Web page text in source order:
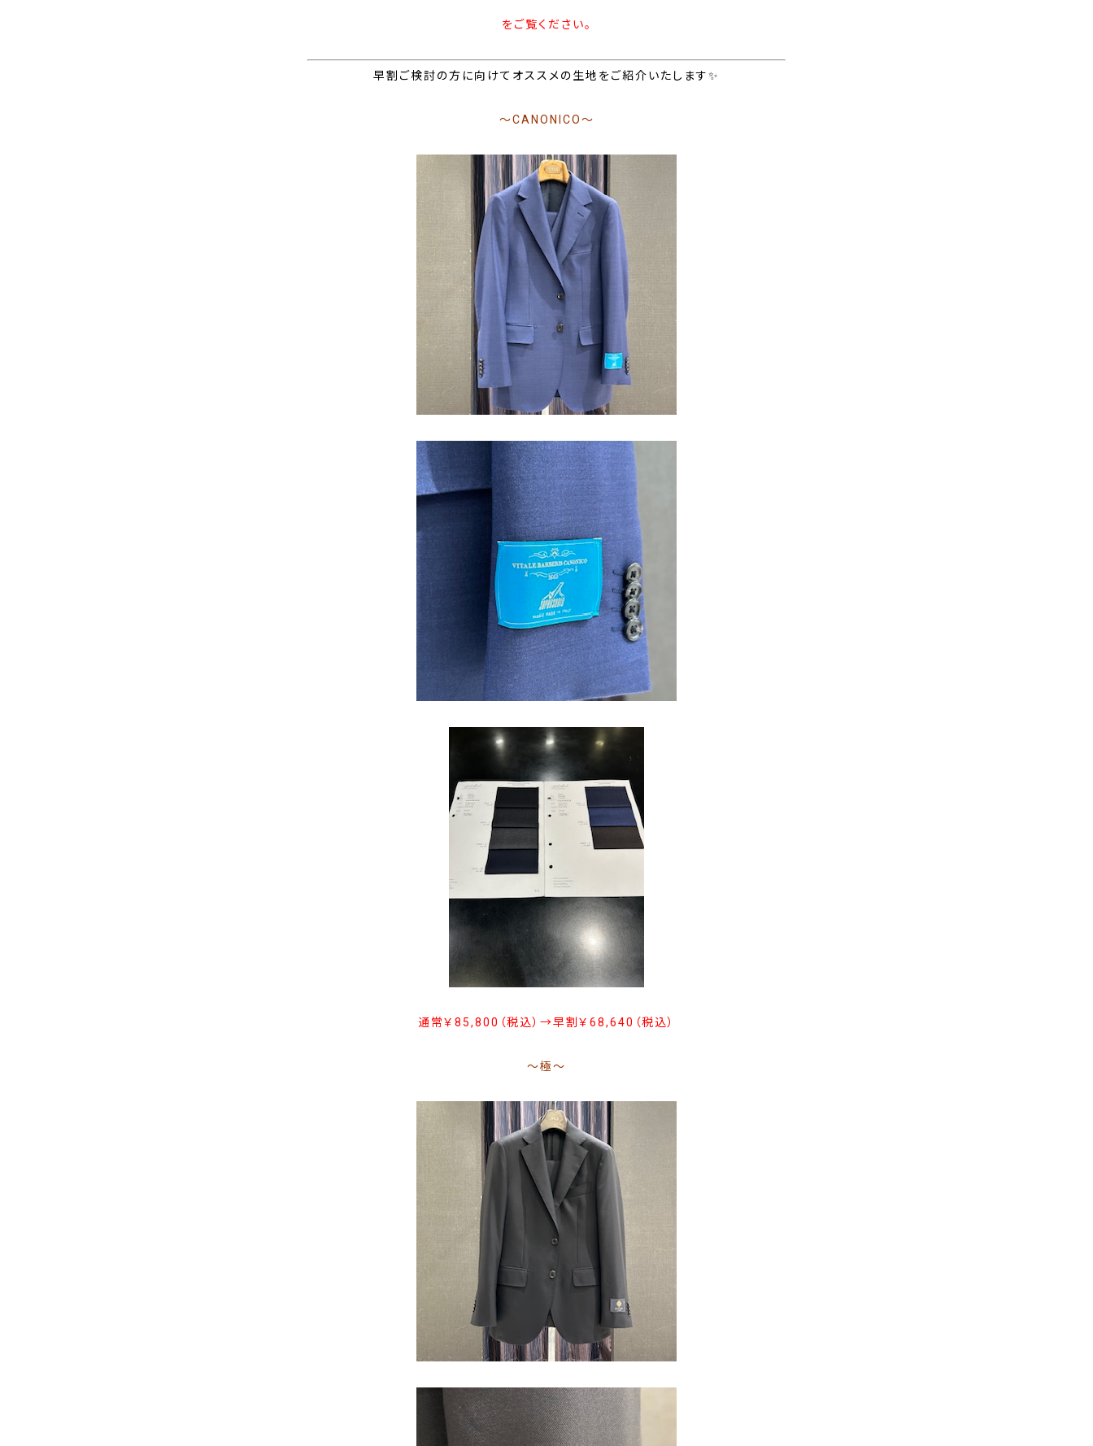
をご覧ください。
早割ご検討の方に向けてオススメの生地をご紹介いたします✨
～CANONICO～
通常￥85,800（税込）→早割￥68,640（税込）
～極～